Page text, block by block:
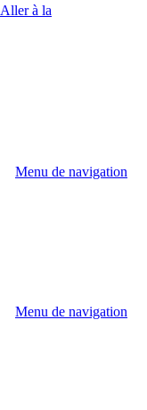
Aller à la
Menu de navigation
Menu de navigation